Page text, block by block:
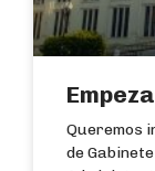
Queremos
de